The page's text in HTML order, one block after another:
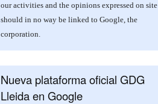
our activities and the opinions expressed on site
should in no way be linked to Google, the
corporation.
Nueva plataforma oficial GDG
Lleida en Google